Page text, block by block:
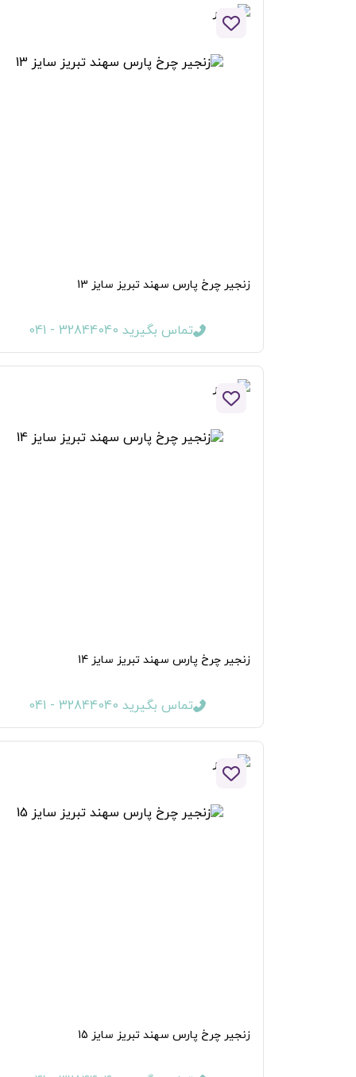
افزودن به لیست علاقه مندی ها
زنجیر چرخ پارس سهند تبریز سایز 13
تماس بگیرید 32844040 - 041
افزودن به لیست علاقه مندی ها
زنجیر چرخ پارس سهند تبریز سایز 14
تماس بگیرید 32844040 - 041
افزودن به لیست علاقه مندی ها
زنجیر چرخ پارس سهند تبریز سایز 15